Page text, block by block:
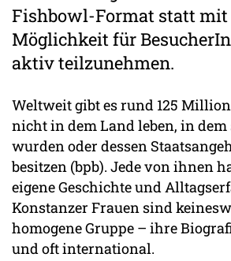
Fishbowl-Format statt mit
Möglichkeit für
aktiv teilzunehmen.
Weltweit gibt es rund 125
nicht in dem Land leben, in dem
wurden oder dessen
besitzen (bpb). Jede von ihnen
eigene Geschichte und
Konstanzer Frauen sind
homogene Gruppe – ihre
und oft international.